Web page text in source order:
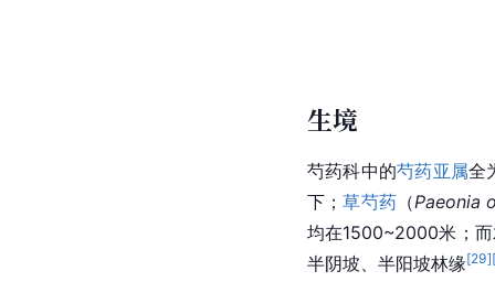
生境
芍药科中的芍药亚属全
下；草芍药（Paeonia
均在1500~2000米；
半阴坡、半阳坡林缘[29]